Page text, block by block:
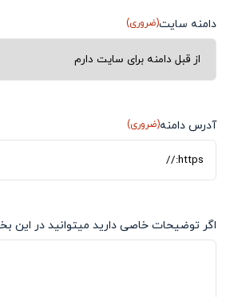
دامنه سایت(ضروری)
آدرس دامنه(ضروری)
اگر توضیحات خاصی دارید میتوانید در این